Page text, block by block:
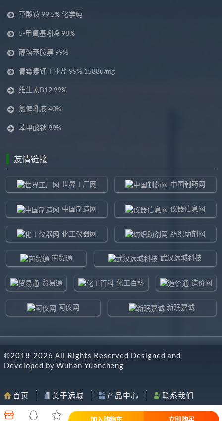
草酸铵 99.5% 化学纯
5-甲氧基吲哚 98%
醇溶苯胺黑 99%
青霉素钾工业盐 99% 1588u/mg
维生素B12 99%
氯偏乳液 40%
苯甲酸钠 99%
友情链接
世界工厂网 中国制药网
中国制造网 仪器信息网
化工仪器网 纺织助剂网
商贸通 武汉远城科技
贸易通 化工百科 造价网
阿仪网 新珉嘉诚
东北制造网 药智通
马可波罗网 阿仪网远城科技
©2018-2026 All Rights Reserved Designed and
Developed by Wuhan Yuancheng
首页 关于远城 产品中心 联系我们